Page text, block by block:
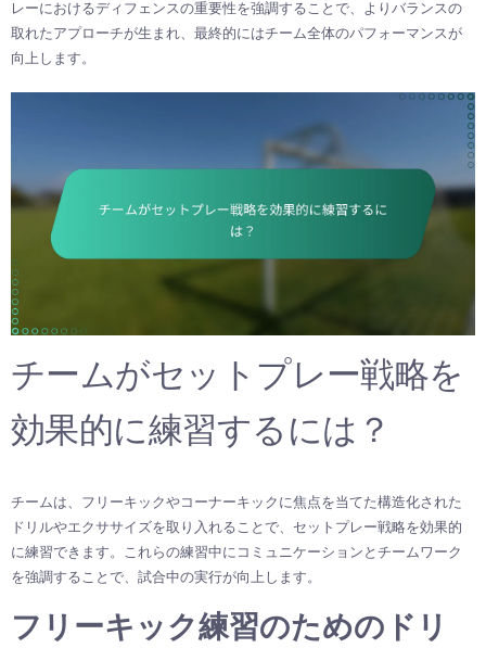
レーにおけるディフェンスの重要性を強調することで、よりバランスの
取れたアプローチが生まれ、最終的にはチーム全体のパフォーマンスが
向上します。
チームがセットプレー戦略を
効果的に練習するには？
チームは、フリーキックやコーナーキックに焦点を当てた構造化された
ドリルやエクササイズを取り入れることで、セットプレー戦略を効果的
に練習できます。これらの練習中にコミュニケーションとチームワーク
を強調することで、試合中の実行が向上します。
フリーキック練習のためのドリ